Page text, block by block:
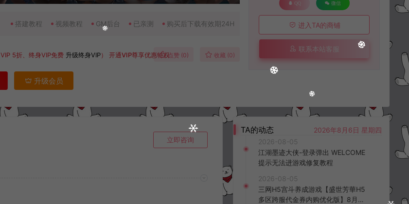
搭建教程 视频教程 GM后台 已亲测 购买后下载有效期24H
VIP 5折、终身VIP免费 升级终身VIP）开通VIP尊享优惠特权点赞 (0) 收藏 (0)
升级会员
QQ 微信
进入TA的商铺
联系本站客服
立即咨询
TA的动态
2026年8月6日 星期四
2026-08-05
江湖墨迹大侠-登录弹出 WELCOME
提示无法进游戏修复教程
2026-08-05
三网H5宫斗养成游戏【盛世芳華H5
多区跨服代金券内购优化版】8月最